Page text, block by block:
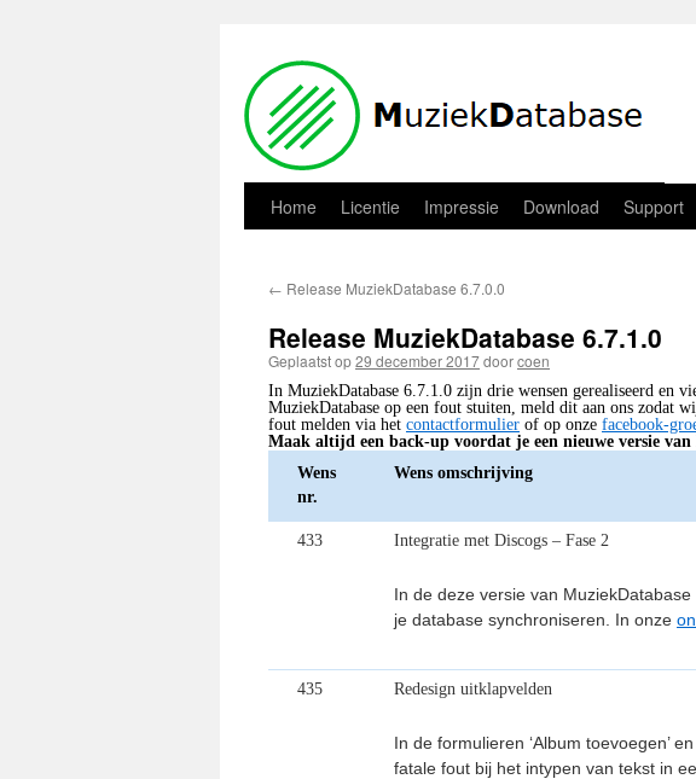
Home Licentie Impressie Download Support
← Release MuziekDatabase 6.7.0.0
Release MuziekDatabase 6.7.1.0
Geplaatst op29 december 2017doorcoen
In MuziekDatabase 6.7.1.0 zijn drie wensen gerealiseerd en
MuziekDatabase op een fout stuiten, meld dit aan ons zodat
fout melden via het contactformulier of op onze facebook-
Maak altijd een back-up voordat je een nieuwe versie
Wens
nr.
Wens omschrijving
433 Integratie met Discogs – Fase 2
In de deze versie van
je database synchroniseren. In onze
435 Redesign uitklapvelden
In de formulieren ‘Album toevoegen’
fatale fout bij het intypen van tekst in